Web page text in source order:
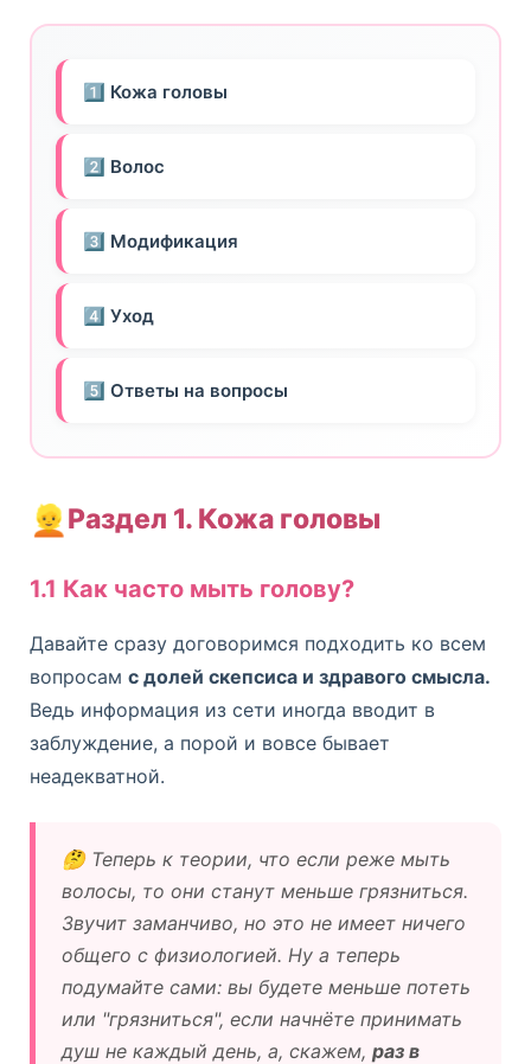
1️⃣ Кожа головы
2️⃣ Волос
3️⃣ Модификация
4️⃣ Уход
5️⃣ Ответы на вопросы
👱 Раздел 1. Кожа головы
1.1 Как часто мыть голову?
Давайте сразу договоримся подходить ко всем
вопросам с долей скепсиса и здравого смысла.
Ведь информация из сети иногда вводит в
заблуждение, а порой и вовсе бывает
неадекватной.
🤔 Теперь к теории, что если реже мыть
волосы, то они станут меньше грязниться.
Звучит заманчиво, но это не имеет ничего
общего с физиологией. Ну а теперь
подумайте сами: вы будете меньше потеть
или "грязниться", если начнёте принимать
душ не каждый день, а, скажем, раз в